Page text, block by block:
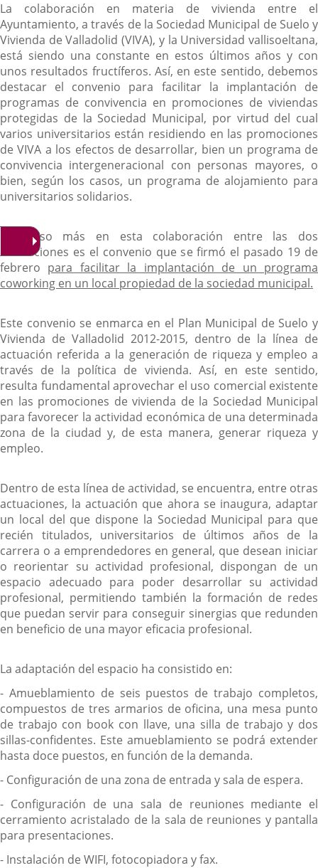
La colaboración en materia de vivienda entre el
Ayuntamiento, a través de la Sociedad Municipal de Suelo y
Vivienda de Valladolid (VIVA), y la Universidad vallisoeltana,
está siendo una constante en estos últimos años y con
unos resultados fructíferos. Así, en este sentido, debemos
destacar el convenio para facilitar la implantación de
programas de convivencia en promociones de viviendas
protegidas de la Sociedad Municipal, por virtud del cual
varios universitarios están residiendo en las promociones
de VIVA a los efectos de desarrollar, bien un programa de
convivencia intergeneracional con personas mayores, o
bien, según los casos, un programa de alojamiento para
universitarios solidarios.
Un paso más en esta colaboración entre las dos
instituciones es el convenio que se firmó el pasado 19 de
febrero para facilitar la implantación de un programa
coworking en un local propiedad de la sociedad municipal.
Este convenio se enmarca en el Plan Municipal de Suelo y
Vivienda de Valladolid 2012-2015, dentro de la línea de
actuación referida a la generación de riqueza y empleo a
través de la política de vivienda. Así, en este sentido,
resulta fundamental aprovechar el uso comercial existente
en las promociones de vivienda de la Sociedad Municipal
para favorecer la actividad económica de una determinada
zona de la ciudad y, de esta manera, generar riqueza y
empleo.
Dentro de esta línea de actividad, se encuentra, entre otras
actuaciones, la actuación que ahora se inaugura, adaptar
un local del que dispone la Sociedad Municipal para que
recién titulados, universitarios de últimos años de la
carrera o a emprendedores en general, que desean iniciar
o reorientar su actividad profesional, dispongan de un
espacio adecuado para poder desarrollar su actividad
profesional, permitiendo también la formación de redes
que puedan servir para conseguir sinergias que redunden
en beneficio de una mayor eficacia profesional.
La adaptación del espacio ha consistido en:
- Amueblamiento de seis puestos de trabajo completos,
compuestos de tres armarios de oficina, una mesa punto
de trabajo con book con llave, una silla de trabajo y dos
sillas-confidentes. Este amueblamiento se podrá extender
hasta doce puestos, en función de la demanda.
- Configuración de una zona de entrada y sala de espera.
- Configuración de una sala de reuniones mediante el
cerramiento acristalado de la sala de reuniones y pantalla
para presentaciones.
- Instalación de WIFI, fotocopiadora y fax.